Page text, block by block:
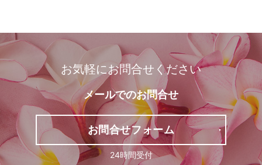
お気軽にお問合せください
メールでのお問合せ
お問合せフォーム
24時間受付